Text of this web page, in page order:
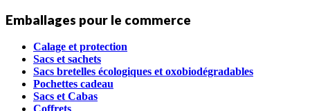
Emballages pour le commerce
Calage et protection
Sacs et sachets
Sacs bretelles écologiques et oxobiodégradables
Pochettes cadeau
Sacs et Cabas
Coffrets